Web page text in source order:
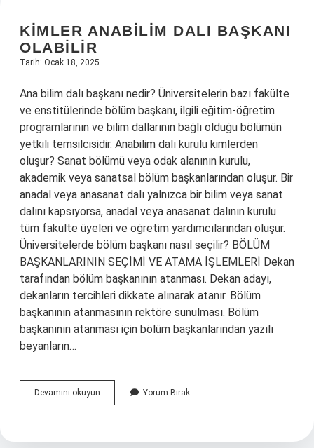
KIMLER ANABILIM DALI BAŞKANI
OLABILIR
Tarih: Ocak 18, 2025
Ana bilim dalı başkanı nedir? Üniversitelerin bazı fakülte
ve enstitülerinde bölüm başkanı, ilgili eğitim-öğretim
programlarının ve bilim dallarının bağlı olduğu bölümün
yetkili temsilcisidir. Anabilim dalı kurulu kimlerden
oluşur? Sanat bölümü veya odak alanının kurulu,
akademik veya sanatsal bölüm başkanlarından oluşur. Bir
anadal veya anasanat dalı yalnızca bir bilim veya sanat
dalını kapsıyorsa, anadal veya anasanat dalının kurulu
tüm fakülte üyeleri ve öğretim yardımcılarından oluşur.
Üniversitelerde bölüm başkanı nasıl seçilir? BÖLÜM
BAŞKANLARININ SEÇİMİ VE ATAMA İŞLEMLERİ Dekan
tarafından bölüm başkanının atanması. Dekan adayı,
dekanların tercihleri ​​dikkate alınarak atanır. Bölüm
başkanının atanmasının rektöre sunulması. Bölüm
başkanının atanması için bölüm başkanlarından yazılı
beyanların…
Devamını okuyun
Anabilim
Olabilir
Yorum Bırak